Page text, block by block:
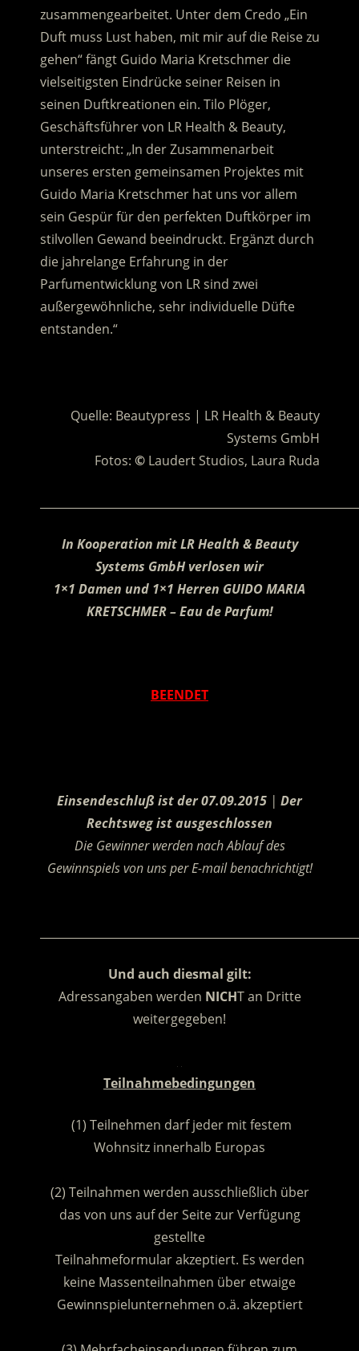
zusammengearbeitet. Unter dem Credo „Ein
Duft muss Lust haben, mit mir auf die Reise zu
gehen“ fängt Guido Maria Kretschmer die
vielseitigsten Eindrücke seiner Reisen in
seinen Duftkreationen ein. Tilo Plöger,
Geschäftsführer von LR Health & Beauty,
unterstreicht: „In der Zusammenarbeit
unseres ersten gemeinsamen Projektes mit
Guido Maria Kretschmer hat uns vor allem
sein Gespür für den perfekten Duftkörper im
stilvollen Gewand beeindruckt. Ergänzt durch
die jahrelange Erfahrung in der
Parfumentwicklung von LR sind zwei
außergewöhnliche, sehr individuelle Düfte
entstanden.“
Quelle: Beautypress | LR Health & Beauty
Systems GmbH
Fotos: ©Laudert Studios, Laura Ruda
In Kooperation mit LR Health & Beauty
Systems GmbH verlosen wir
1×1 Damen und 1×1 Herren GUIDO MARIA
KRETSCHMER – Eau de Parfum!
BEENDET
Einsendeschluß ist der 07.09.2015 | Der
Rechtsweg ist ausgeschlossen
Die Gewinner werden nach Ablauf des
Gewinnspiels von uns per E-mail benachrichtigt!
Und auch diesmal gilt:
Adressangaben werden NICHT an Dritte
weitergegeben!
Teilnahmebedingungen
(1) Teilnehmen darf jeder mit festem
Wohnsitz innerhalb Europas
(2) Teilnahmen werden ausschließlich über
das von uns auf der Seite zur Verfügung
gestellte
Teilnahmeformular akzeptiert. Es werden
keine Massenteilnahmen über etwaige
Gewinnspielunternehmen o.ä. akzeptiert